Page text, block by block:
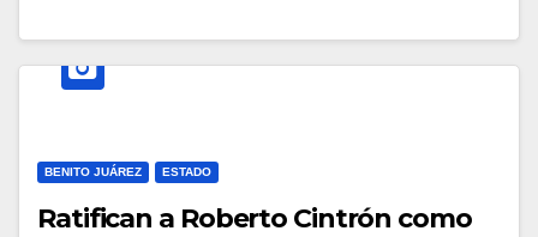
BENITO JUÁREZ ESTADO
Ratifican a Roberto Cintrón como